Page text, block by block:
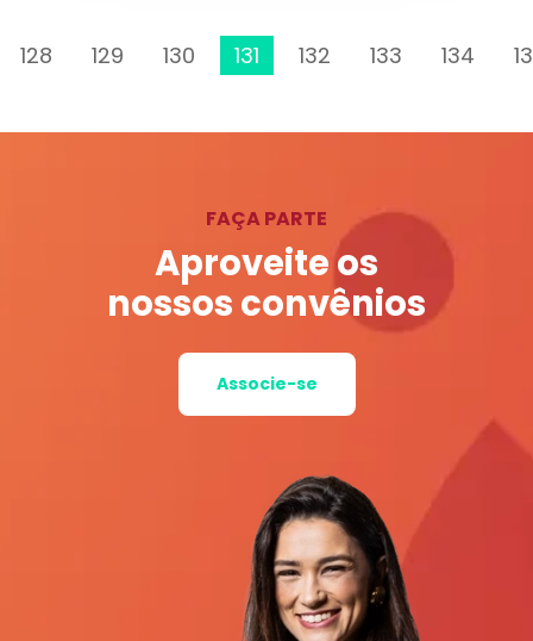
128 129 130 131 132 133 134
FAÇA PARTE
Aproveite os
nossos convênios
Associe-se